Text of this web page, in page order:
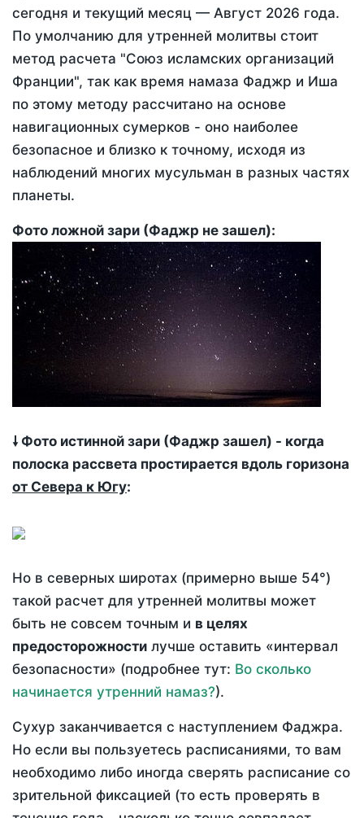
сегодня и текущий месяц — Август 2026 года.
По умолчанию для утренней молитвы стоит
метод расчета "Союз исламских организаций
Франции", так как время намаза Фаджр и Иша
по этому методу рассчитано на основе
навигационных сумерков - оно наиболее
безопасное и близко к точному, исходя из
наблюдений многих мусульман в разных частях
планеты.
Фото ложной зари (Фаджр не зашел):
🠗 Фото истинной зари (Фаджр зашел) - когда
полоска рассвета простирается вдоль горизона
от Севера к Югу:
Но в северных широтах (примерно выше 54°)
такой расчет для утренней молитвы может
быть не совсем точным и в целях
предосторожности лучше оставить «интервал
безопасности» (подробнее тут: Во сколько
начинается утренний намаз?).
Сухур заканчивается с наступлением Фаджра.
Но если вы пользуетесь расписаниями, то вам
необходимо либо иногда сверять расписание со
зрительной фиксацией (то есть проверять в